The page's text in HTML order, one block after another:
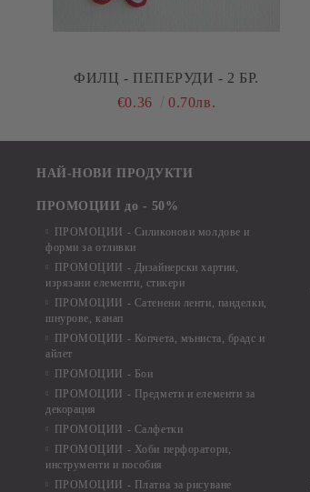
ФИЛЦ - ПЕПЕРУДИ - 2 БР.
€0.36
0.70лв.
НАЙ-НОВИ ПРОДУКТИ
ПРОМОЦИИ до - 50%
ПРОМОЦИИ - Силиконови молдове и
форми за отливки
ПРОМОЦИИ - Дизайнерски хартии,
изрязани елементи, стикери
ПРОМОЦИИ - Сатенени ленти, панделки,
шнурове, канап
ПРОМОЦИИ - Копчета, мъниста, брадс и
айлет
ПРОМОЦИИ - Бои
ПРОМОЦИИ - Предмети и елементи за
декорация
ПРОМОЦИИ - Салфетки
ПРОМОЦИИ - Хоби перфоратори,
инструменти и пособия
ПРОМОЦИИ - Платна за рисуване